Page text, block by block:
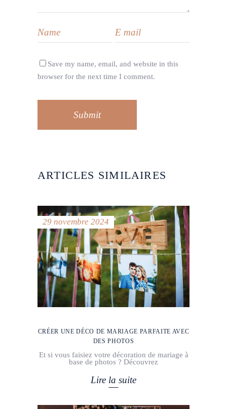
Save my name, email, and website in this
browser for the next time I comment.
Submit
ARTICLES SIMILAIRES
29 novembre 2024
CRÉER UNE DÉCO DE MARIAGE PARFAITE AVEC
DES PHOTOS
Et si vous faisiez votre décoration de mariage à
base de photos ? Découvrez
Lire la suite